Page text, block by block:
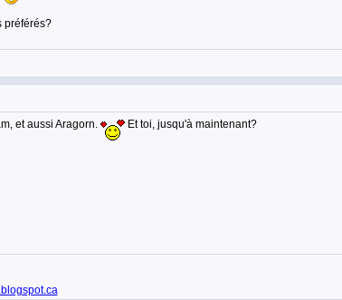
préférés?
et aussi Aragorn. Et toi, jusqu'à maintenant?